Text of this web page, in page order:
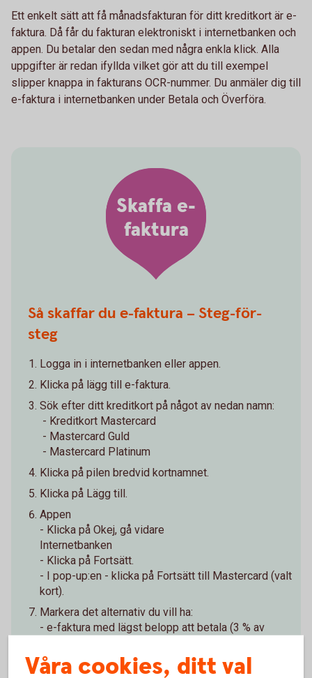
Ett enkelt sätt att få månadsfakturan för ditt kreditkort är e-
faktura. Då får du fakturan elektroniskt i internetbanken och
appen. Du betalar den sedan med några enkla klick. Alla
uppgifter är redan ifyllda vilket gör att du till exempel
slipper knappa in fakturans OCR-nummer. Du anmäler dig till
e-faktura i internetbanken under Betala och Överföra.
Skaffa e-
faktura
Så skaffar du e-faktura – Steg-för-
steg
Logga in i internetbanken eller appen.
Klicka på lägg till e-faktura.
Sök efter ditt kreditkort på något av nedan namn:
- Kreditkort Mastercard
- Mastercard Guld
- Mastercard Platinum
Klicka på pilen bredvid kortnamnet.
Klicka på Lägg till.
Appen
- Klicka på Okej, gå vidare
Internetbanken
- Klicka på Fortsätt.
- I pop-up:en - klicka på Fortsätt till Mastercard (valt
kort).
Markera det alternativ du vill ha:
- e-faktura med lägst belopp att betala (3 % av
- e-faktura med total skuld
Våra cookies, ditt val